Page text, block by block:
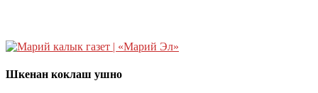
Шкенан коклаш ушно